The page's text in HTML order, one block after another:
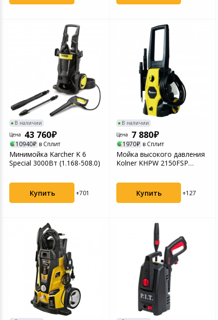
В наличии
Цена
43 760
10940 в Сплит
Минимойка Karcher K 6
Special 3000Вт (1.168-508.0)
Купить +701
В наличии
Цена
7 880
1970 в Сплит
Мойка высокого давления
Kolner KHPW 2150FSP
Купить +127